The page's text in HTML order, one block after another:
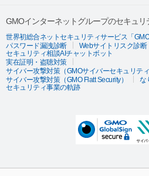
GMOインターネットグループのセキュリ
世界初総合ネットセキュリティサービス「
パスワード漏洩診断
Webサイトリスク診断
セキュリティ相談AIチャットボット
実在証明・盗聴対策
サイバー攻撃対策（GMOサイバーセキュリティ
サイバー攻撃対策（GMO Flatt Security）
な
セキュリティ事業の軌跡